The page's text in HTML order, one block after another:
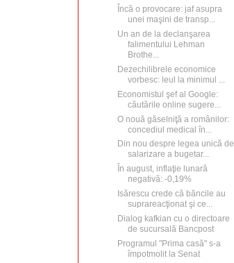
Încă o provocare: jaf asupra
unei maşini de transp...
Un an de la declanşarea
falimentului Lehman
Brothe...
Dezechilibrele economice
vorbesc: leul la minimul ...
Economistul şef al Google:
căutările online sugere...
O nouă găselniţă a românilor:
concediul medical în...
Din nou despre legea unică de
salarizare a bugetar...
În august, inflaţie lunară
negativă: -0,19%
Isărescu crede că băncile au
suprareacţionat şi ce...
Dialog kafkian cu o directoare
de sucursală Bancpost
Programul "Prima casă" s-a
împotmolit la Senat